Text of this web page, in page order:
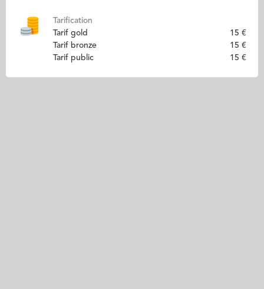
Tarification
Tarif gold
15 €
Tarif bronze
15 €
Tarif public
15 €